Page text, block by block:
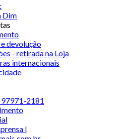
Dim
devolução
- retirada na Loja
internacionais
2181
|